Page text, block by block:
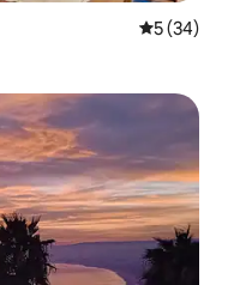
Średnia
5 (34)